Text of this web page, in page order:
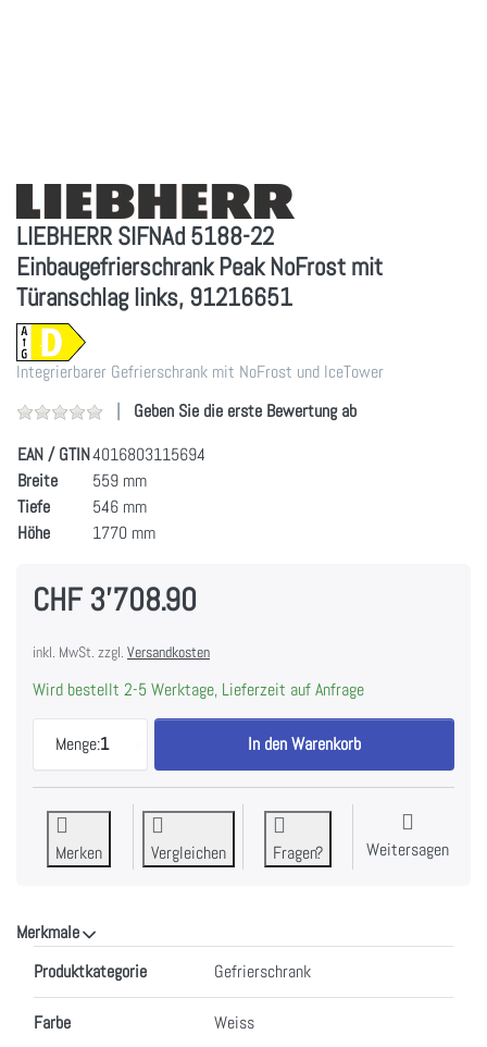
LIEBHERR SIFNAd 5188-22
Einbaugefrierschrank Peak NoFrost mit
Türanschlag links, 91216651
Integrierbarer Gefrierschrank mit NoFrost und IceTower
Geben Sie die erste Bewertung ab
EAN / GTIN4016803115694
Breite
559 mm
Tiefe
546 mm
Höhe
1770 mm
CHF 3'708.90
inkl. MwSt. zzgl. Versandkosten
Wird bestellt 2-5 Werktage, Lieferzeit auf Anfrage
Menge:1
LIEBHERR SIFNAd 5188-22
In den Warenkorb
Merken Vergleichen Fragen? Weitersagen
Merkmale
Produktkategorie Gefrierschrank
Farbe Weiss